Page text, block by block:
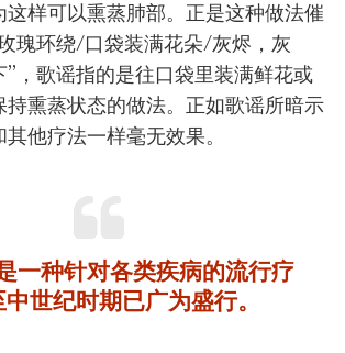
这样可以熏蒸肺部。正是这种做法催
瑰环绕/口袋装满花朵/灰烬，灰
，歌谣指的是往口袋里装满鲜花或
持熏蒸状态的做法。正如歌谣所暗示
他疗法一样毫无效果。
一种针对各类疾病的流行疗
世纪时期已广为盛行。